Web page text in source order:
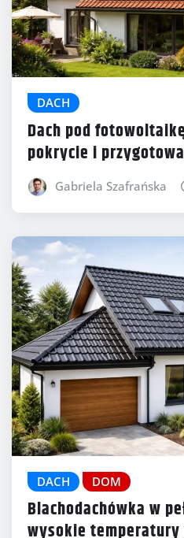
DACH
Dach pod
pokrycie i
Gabriela Szafrańska
DACH DOM
Blachodachówka w
wysokie temperatury